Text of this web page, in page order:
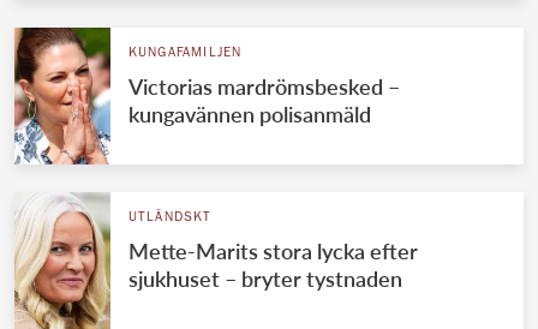
KUNGAFAMILJEN
Victorias mardrömsbesked –
kungavännen polisanmäld
UTLÄNDSKT
Mette-Marits stora lycka efter
sjukhuset – bryter tystnaden